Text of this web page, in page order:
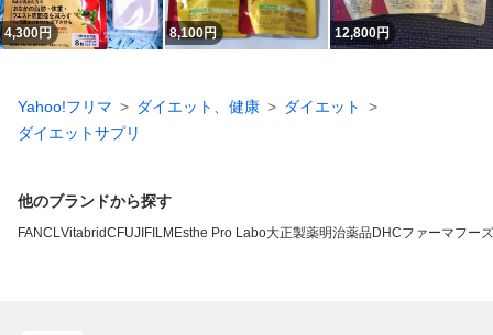
4,300円 8,100円 12,800円
Yahoo!フリマ ダイエット、健康
ダイエット
ダイエットサプリ
他のブランドから探す
FANCLVitabridC FUJIFILM Esthe Pro Labo大正製薬明治薬品DHCファーマフーズ